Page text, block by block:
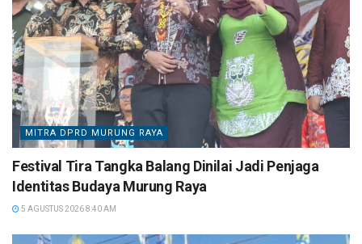
MITRA DPRD MURUNG RAYA
Festival Tira Tangka Balang Dinilai Jadi Penjaga
Identitas Budaya Murung Raya
5 AGUSTUS 2026 8:40 AM